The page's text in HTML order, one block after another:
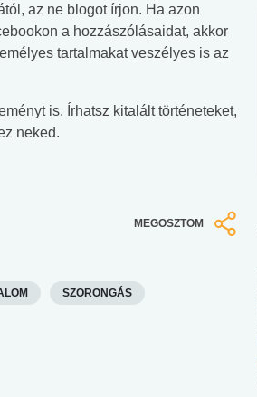
az ne blogot írjon. Ha azon
a hozzászólásaidat, akkor
tartalmakat veszélyes is az
is. Írhatsz kitalált történeteket,
neked.
MEGOSZTOM
SZORONGÁS